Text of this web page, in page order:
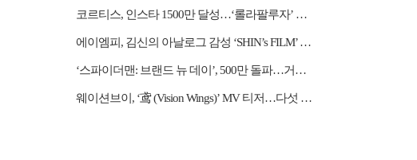
코르티스, 인스타 1500만 달성…‘롤라팔루자’ 무대 열기 이어간다
에이엠피, 김신의 아날로그 감성 ‘SHIN’s FILM’ 공개
‘스파이더맨: 브랜드 뉴 데이’, 500만 돌파…거침없는 흥행 질주
웨이션브이, ‘鸢 (Vision Wings)’ MV 티저…다섯 전사들의 강렬한 비상